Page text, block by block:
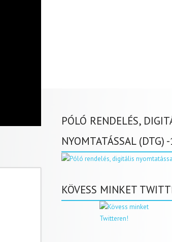
PÓLÓ RENDELÉS,
NYOMTATÁSSAL (DTG)
KÖVESS MINKET